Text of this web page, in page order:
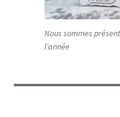
Nous sommes
l’année